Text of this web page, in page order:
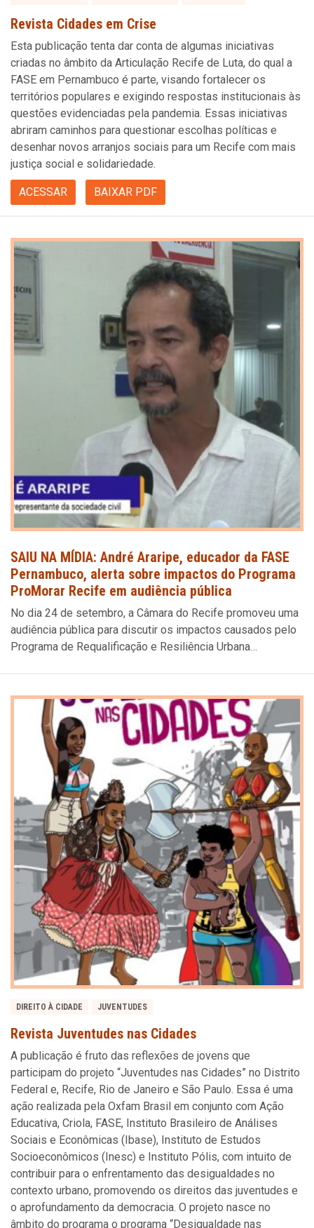
Revista Cidades em Crise
Esta publicação tenta dar conta de algumas iniciativas
criadas no âmbito da Articulação Recife de Luta, do qual a
FASE em Pernambuco é parte, visando fortalecer os
territórios populares e exigindo respostas institucionais às
questões evidenciadas pela pandemia. Essas iniciativas
abriram caminhos para questionar escolhas políticas e
desenhar novos arranjos sociais para um Recife com mais
justiça social e solidariedade.
ACESSAR BAIXAR PDF
SAIU NA MÍDIA: André Araripe, educador da FASE
Pernambuco, alerta sobre impactos do Programa
ProMorar Recife em audiência pública
No dia 24 de setembro, a Câmara do Recife promoveu uma
audiência pública para discutir os impactos causados pelo
Programa de Requalificação e Resiliência Urbana…
DIREITO À CIDADE JUVENTUDES
Revista Juventudes nas Cidades
A publicação é fruto das reflexões de jovens que
participam do projeto “Juventudes nas Cidades” no Distrito
Federal e, Recife, Rio de Janeiro e São Paulo. Essa é uma
ação realizada pela Oxfam Brasil em conjunto com Ação
Educativa, Criola, FASE, Instituto Brasileiro de Análises
Sociais e Econômicas (Ibase), Instituto de Estudos
Socioeconômicos (Inesc) e Instituto Pólis, com intuito de
contribuir para o enfrentamento das desigualdades no
contexto urbano, promovendo os direitos das juventudes e
o aprofundamento da democracia. O projeto nasce no
âmbito do programa o programa “Desigualdade nas